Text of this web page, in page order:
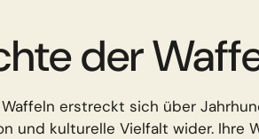
der
erstreckt sich über
und kulturelle Vielfalt wider. Ihre